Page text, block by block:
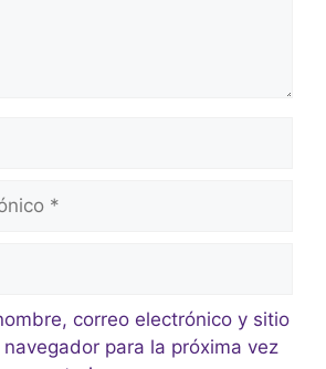
correo electrónico y sitio
para la próxima vez